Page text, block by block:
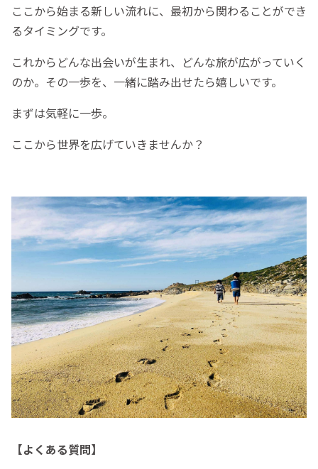
ここから始まる新しい流れに、最初から関わることができ
るタイミングです。
これからどんな出会いが生まれ、どんな旅が広がっていく
のか。その一歩を、一緒に踏み出せたら嬉しいです。
まずは気軽に一歩。
ここから世界を広げていきませんか？
【よくある質問】